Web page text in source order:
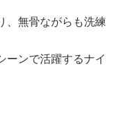
、無骨ながらも洗練
ーンで活躍するナイ